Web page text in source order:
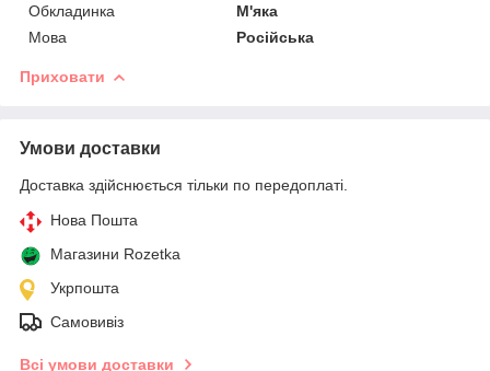
Обкладинка
М'яка
Мова
Російська
Приховати
Умови доставки
Доставка здійснюється тільки по передоплаті.
Нова Пошта
Магазини Rozetka
Укрпошта
Самовивіз
Всі умови доставки